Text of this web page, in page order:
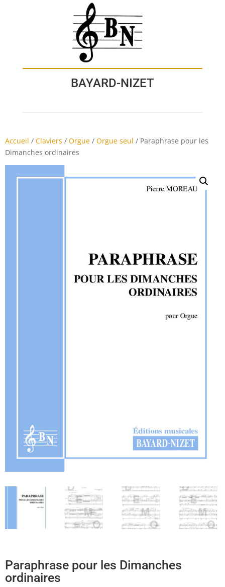
BAYARD-NIZET
Accueil / Claviers / Orgue / Orgue seul / Paraphrase pour les
Dimanches ordinaires
Paraphrase pour les Dimanches
ordinaires